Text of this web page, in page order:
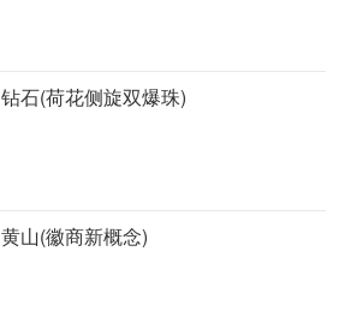
钻石(荷花侧旋双爆珠)
黄山(徽商新概念)